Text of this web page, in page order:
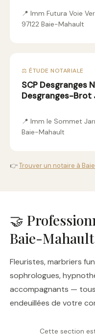
📍 Imm Futura Voie
97122 Baie-Mahault
⚖️ ÉTUDE NOTARIALE
SCP Desgranges
Desgranges-Brot
📍 Imm le Sommet
Baie-Mahault
👉Trouver un notaire à
🤝
Baie-Mahault
Fleuristes, marbriers
sophrologues,
accompagnants —
endeuillées de votre
Cette section